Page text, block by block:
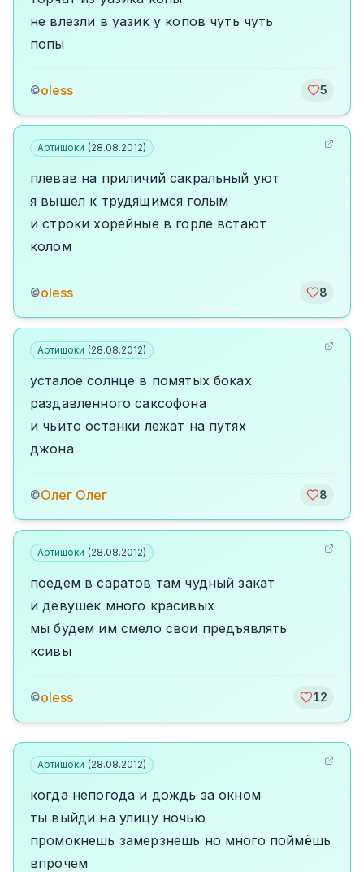
не влезли в уазик у копов чуть чуть
попы
©oless 5
Артишоки (28.08.2012)
плевав на приличий сакральный уют
я вышел к трудящимся голым
и строки хорейные в горле встают
колом
©oless 8
Артишоки (28.08.2012)
усталое солнце в помятых боках
раздавленного саксофона
и чьито останки лежат на путях
джона
©Олег Олег 8
Артишоки (28.08.2012)
поедем в саратов там чудный закат
и девушек много красивых
мы будем им смело свои предъявлять
ксивы
©oless 12
Артишоки (28.08.2012)
когда непогода и дождь за окном
ты выйди на улицу ночью
промокнешь замерзнешь но много поймёшь
впрочем